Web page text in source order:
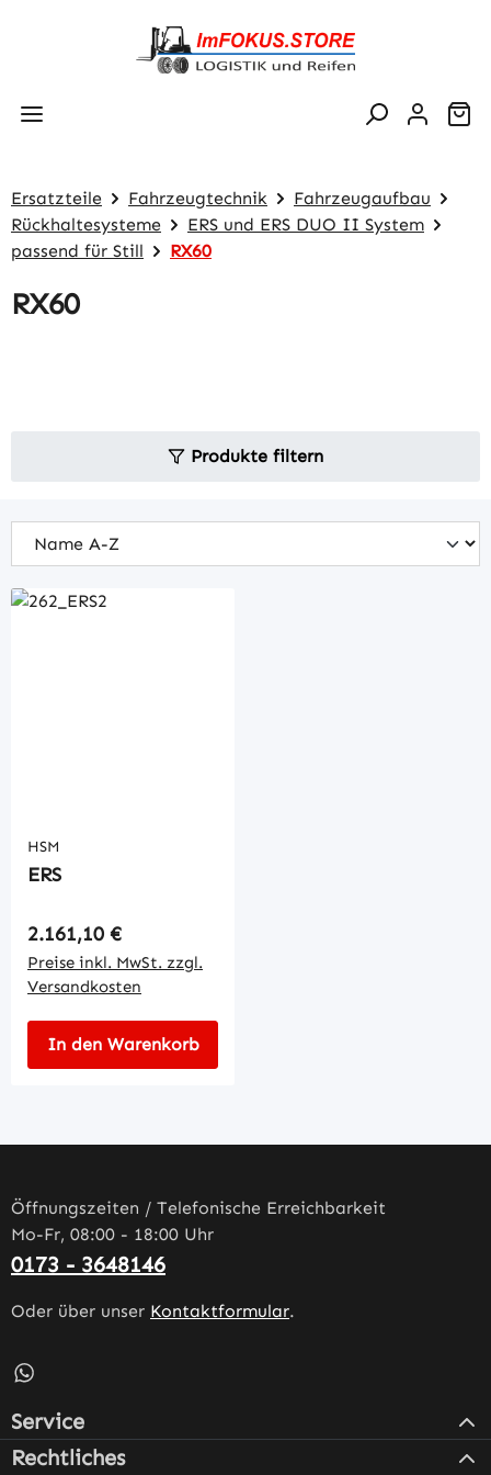
Zum Hauptinhalt springen
Ersatzteile Fahrzeugtechnik
Fahrzeugaufbau
Rückhaltesysteme
ERS und ERS DUO II System
passend für Still
RX60
RX60
Produkte filtern
HSM
ERS
Regulärer Preis:
2.161,10 €
Preise inkl. MwSt. zzgl.
Versandkosten
In den Warenkorb
Öffnungszeiten / Telefonische Erreichbarkeit
Mo-Fr, 08:00 - 18:00 Uhr
0173 - 3648146
Oder über unser Kontaktformular.
Schreib uns auf WhatsApp – öffnet in neuem Tab
Service
Rechtliches